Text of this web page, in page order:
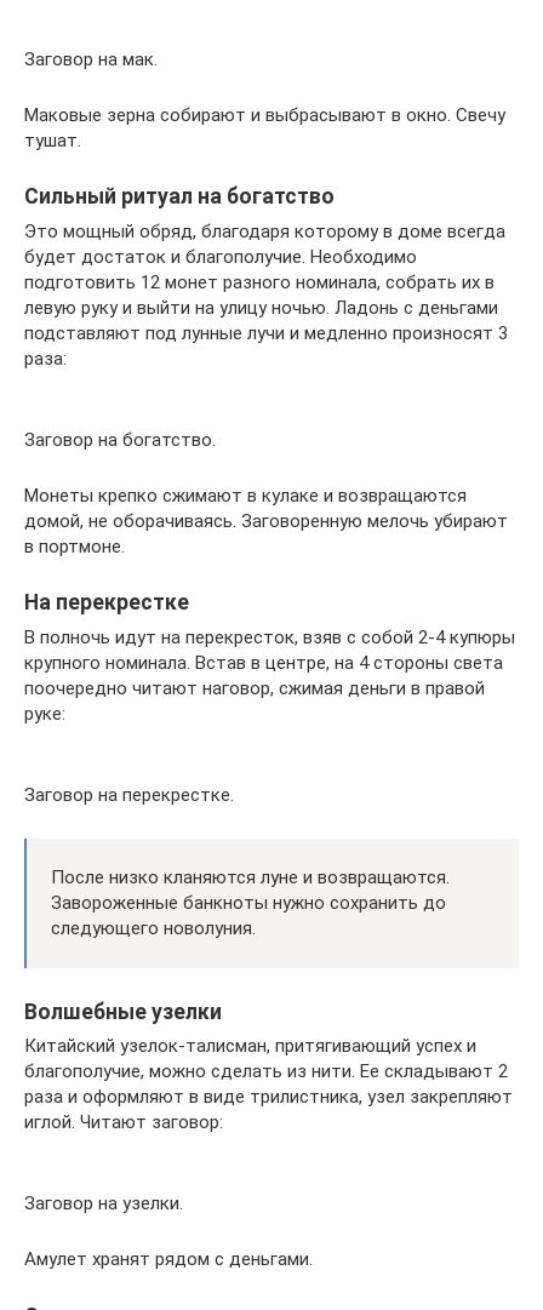
Заговор на мак.
Маковые зерна собирают и выбрасывают в окно. Свечу
тушат.
Сильный ритуал на богатство
Это мощный обряд, благодаря которому в доме всегда
будет достаток и благополучие. Необходимо
подготовить 12 монет разного номинала, собрать их в
левую руку и выйти на улицу ночью. Ладонь с деньгами
подставляют под лунные лучи и медленно произносят 3
раза:
Заговор на богатство.
Монеты крепко сжимают в кулаке и возвращаются
домой, не оборачиваясь. Заговоренную мелочь убирают
в портмоне.
На перекрестке
В полночь идут на перекресток, взяв с собой 2-4 купюры
крупного номинала. Встав в центре, на 4 стороны света
поочередно читают наговор, сжимая деньги в правой
руке:
Заговор на перекрестке.
После низко кланяются луне и возвращаются.
Завороженные банкноты нужно сохранить до
следующего новолуния.
Волшебные узелки
Китайский узелок-талисман, притягивающий успех и
благополучие, можно сделать из нити. Ее складывают 2
раза и оформляют в виде трилистника, узел закрепляют
иглой. Читают заговор:
Заговор на узелки.
Амулет хранят рядом с деньгами.